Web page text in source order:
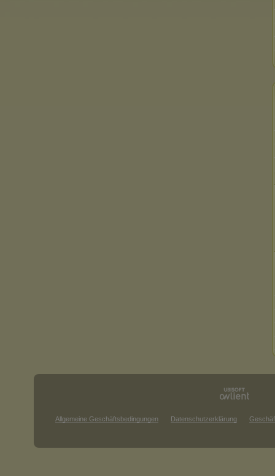
Allgemeine Geschäftsbedingungen Datenschutzerklärung